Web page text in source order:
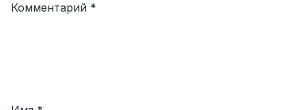
Комментарий *